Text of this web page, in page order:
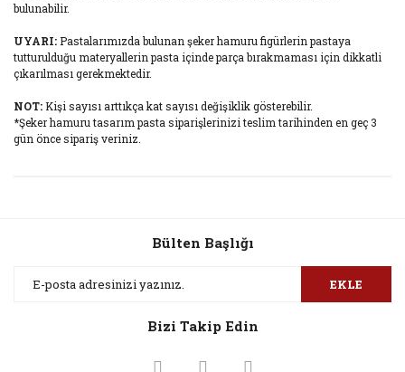
bulunabilir.
UYARI:Pastalarımızda bulunan şeker hamuru figürlerin pastaya
tutturulduğu materyallerin pasta içinde parça bırakmaması için dikkatli
çıkarılması gerekmektedir.
NOT:Kişi sayısı arttıkça kat sayısı değişiklik gösterebilir.
*Şeker hamuru tasarım pasta siparişlerinizi teslim tarihinden en geç 3
gün önce sipariş veriniz.
Görüş ve önerileriniz için teşekkür ederiz.
Ürün resmi kalitesiz, bozuk veya görüntülenemiyor.
Ürün bilgilerinde hatalar bulunuyor.
Bülten Başlığı
EKLE
Bizi Takip Edin